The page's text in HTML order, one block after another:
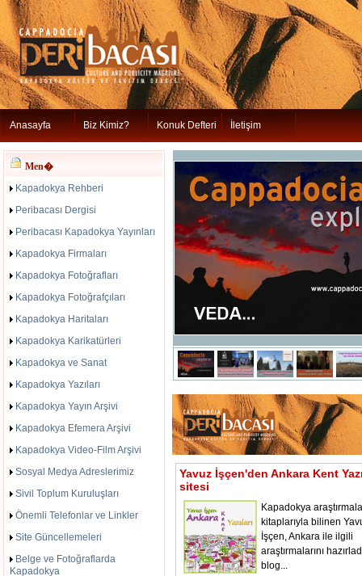
Anasayfa Biz Kimiz? Konuk Defteri İletişim
Men�
Kapadokya Rehberi
Peribacası Dergisi
Peribacası Kapadokya Yayınları
Kapadokya Firmaları
Kapadokya Fotoğrafları
Kapadokya Fotoğrafçıları
Kapadokya Haritaları
Kapadokya Karikatürleri
Kapadokya ve Sanat
Kapadokya Yazıları
Kapadokya Yayın Arşivi
Kapadokya Efemera Arşivi
Kapadokya Video-Film Arşivi
Sosyal Medya Adreslerimiz
Sivil Toplum Kuruluşları
Önemli Telefonlar ve Linkler
Site Güncellemeleri
Belge ve Fotoğraflarda
Kapadokya
Yavuz İşçen'den Ankara Kent
sitesi
Kapadokya
kitaplarıyla bilinen
İşçen, Ankara ile ilgili
araştırmalarını
blog...